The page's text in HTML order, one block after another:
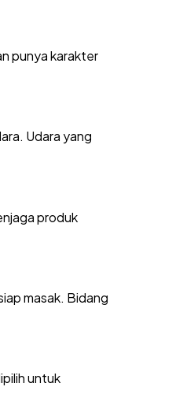
punya karakter
Udara yang
produk
masak. Bidang
untuk